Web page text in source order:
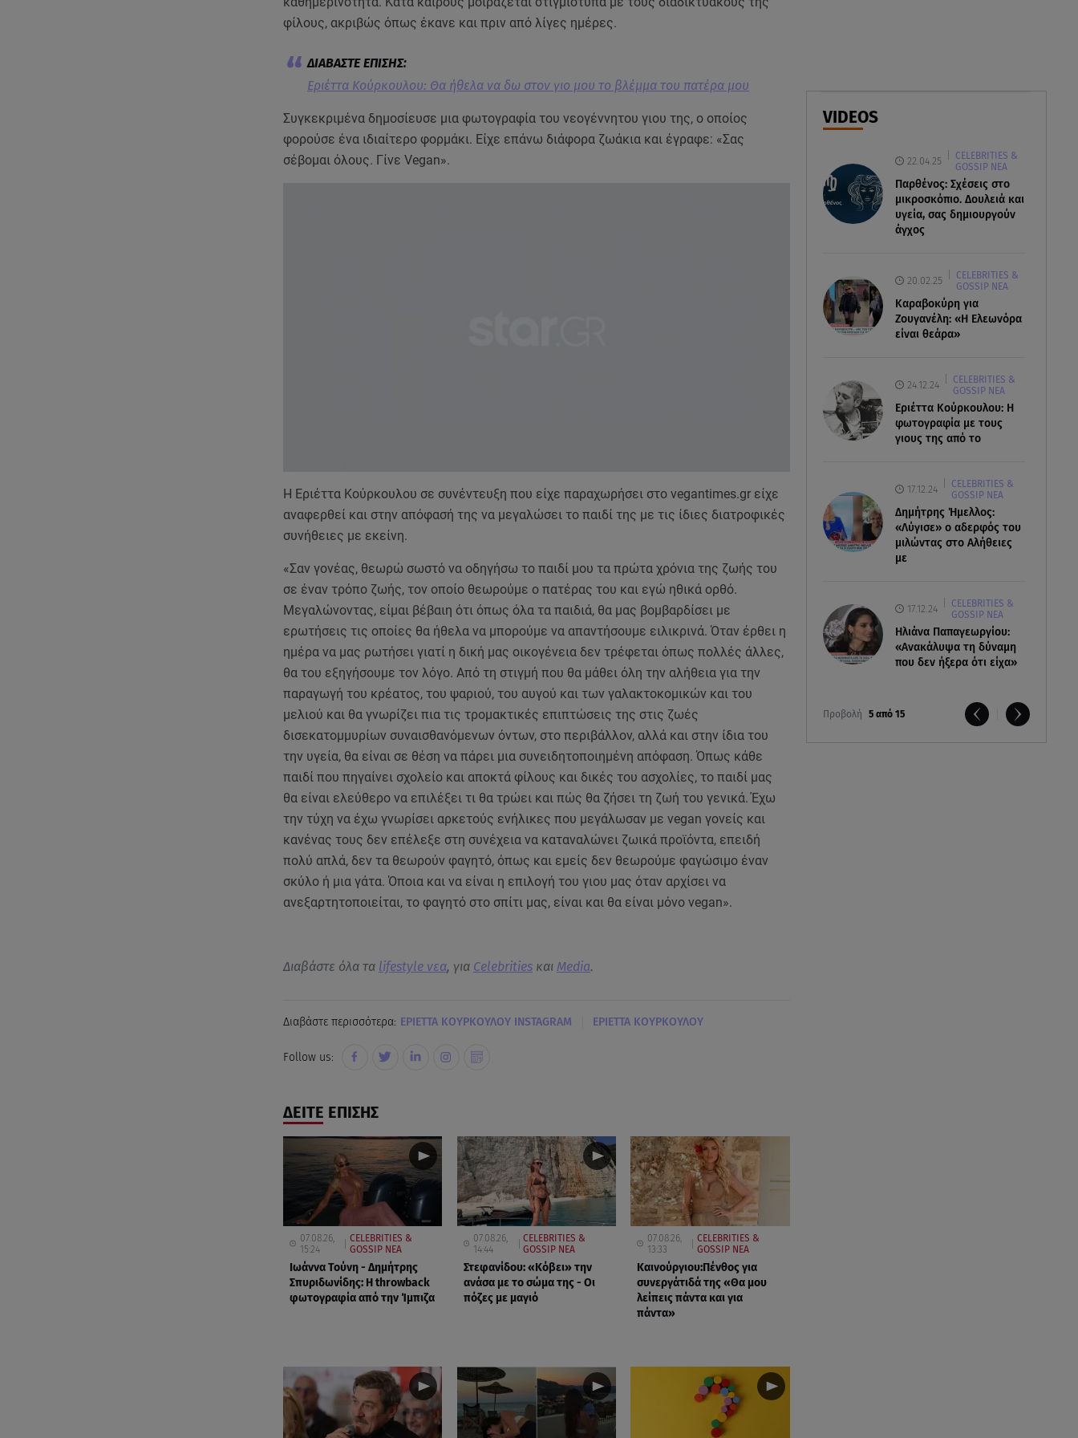
Τουρισμός για όλους:
Συνεχίζονται οι αιτήσεις – Ποιοι
κάνουν σήμερα
VIDEOS
22.04.25
CELEBRITIES &
GOSSIP ΝΕΑ
Παρθένος: Σχέσεις στο
μικροσκόπιο. Δουλειά και
υγεία, σας δημιουργούν
άγχος
20.02.25
CELEBRITIES &
GOSSIP ΝΕΑ
Καραβοκύρη για
Ζουγανέλη: «Η Ελεωνόρα
είναι θεάρα»
24.12.24
CELEBRITIES &
GOSSIP ΝΕΑ
Εριέττα Κούρκουλου: Η
φωτογραφία με τους
γιους της από το
17.12.24
CELEBRITIES &
GOSSIP ΝΕΑ
Δημήτρης Ήμελλος:
«Λύγισε» ο αδερφός του
μιλώντας στο Αλήθειες
με
17.12.24
CELEBRITIES &
GOSSIP ΝΕΑ
Ηλιάνα Παπαγεωργίου:
«Ανακάλυψα τη δύναμη
που δεν ήξερα ότι είχα»
Προβολή 5 από 15
φίλους, ακριβώς όπως έκανε και πριν από λίγες ημέρες.
Εριέττα Κούρκουλου: Θα ήθελα να δω στον γιο μου το βλέμμα του πατέρα μου
Συγκεκριμένα δημοσίευσε μια φωτογραφία του νεογέννητου γιου της, ο οποίος
φορούσε ένα ιδιαίτερο φορμάκι. Είχε επάνω διάφορα ζωάκια και έγραφε: «Σας
σέβομαι όλους. Γίνε Vegan».
Η Εριέττα Κούρκουλου σε συνέντευξη που είχε παραχωρήσει στο vegantimes.gr είχε
αναφερθεί και στην απόφασή της να μεγαλώσει το παιδί της με τις ίδιες διατροφικές
συνήθειες με εκείνη.
«Σαν γονέας, θεωρώ σωστό να οδηγήσω το παιδί μου τα πρώτα χρόνια της ζωής του
σε έναν τρόπο ζωής, τον οποίο θεωρούμε ο πατέρας του και εγώ ηθικά ορθό.
Μεγαλώνοντας, είμαι βέβαιη ότι όπως όλα τα παιδιά, θα μας βομβαρδίσει με
ερωτήσεις τις οποίες θα ήθελα να μπορούμε να απαντήσουμε ειλικρινά. Όταν έρθει η
ημέρα να μας ρωτήσει γιατί η δική μας οικογένεια δεν τρέφεται όπως πολλές άλλες,
θα του εξηγήσουμε τον λόγο. Από τη στιγμή που θα μάθει όλη την αλήθεια για την
παραγωγή του κρέατος, του ψαριού, του αυγού και των γαλακτοκομικών και του
μελιού και θα γνωρίζει πια τις τρομακτικές επιπτώσεις της στις ζωές
δισεκατομμυρίων συναισθανόμενων όντων, στο περιβάλλον, αλλά και στην ίδια του
την υγεία, θα είναι σε θέση να πάρει μια συνειδητοποιημένη απόφαση. Όπως κάθε
παιδί που πηγαίνει σχολείο και αποκτά φίλους και δικές του ασχολίες, το παιδί μας
θα είναι ελεύθερο να επιλέξει τι θα τρώει και πώς θα ζήσει τη ζωή του γενικά. Έχω
την τύχη να έχω γνωρίσει αρκετούς ενήλικες που μεγάλωσαν με vegan γονείς και
κανένας τους δεν επέλεξε στη συνέχεια να καταναλώνει ζωικά προϊόντα, επειδή
πολύ απλά, δεν τα θεωρούν φαγητό, όπως και εμείς δεν θεωρούμε φαγώσιμο έναν
σκύλο ή μια γάτα. Όποια και να είναι η επιλογή του γιου μας όταν αρχίσει να
ανεξαρτητοποιείται, το φαγητό στο σπίτι μας, είναι και θα είναι μόνο vegan».
Διαβάστε όλα τα lifestyle νεα, για Celebritiesκαι Media.
Διαβάστε περισσότερα: ΕΡΙΕΤΤΑ ΚΟΥΡΚΟΥΛΟΥ INSTAGRAM ΕΡΙΕΤΤΑ ΚΟΥΡΚΟΥΛΟΥ
Follow us:
ΔΕΙΤΕ ΕΠΙΣΗΣ
07.08.26,
15:24
CELEBRITIES &
GOSSIP ΝΕΑ
Ιωάννα Τούνη - Δημήτρης
Σπυριδωνίδης: Η throwback
φωτογραφία από την Ίμπιζα
07.08.26,
14:44
CELEBRITIES &
GOSSIP ΝΕΑ
Στεφανίδου: «Κόβει» την
ανάσα με το σώμα της - Οι
πόζες με μαγιό
07.08.26,
13:33
CELEBRITIES &
GOSSIP ΝΕΑ
Καινούργιου:Πένθος για
συνεργάτιδά της «Θα μου
λείπεις πάντα και για
πάντα»